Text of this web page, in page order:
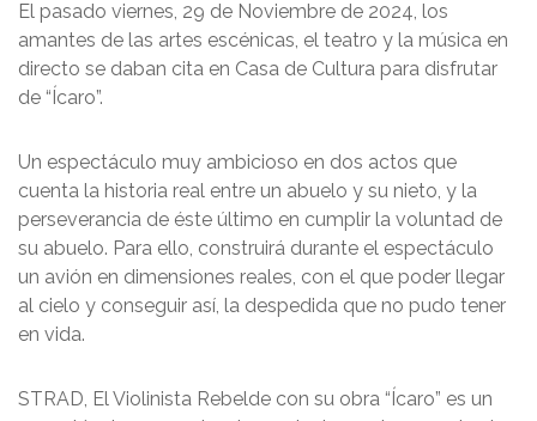
El pasado viernes, 29 de Noviembre de 2024, los
amantes de las artes escénicas, el teatro y la música en
directo se daban cita en Casa de Cultura para disfrutar
de “Ícaro”.
Un espectáculo muy ambicioso en dos actos que
cuenta la historia real entre un abuelo y su nieto, y la
perseverancia de éste último en cumplir la voluntad de
su abuelo. Para ello, construirá durante el espectáculo
un avión en dimensiones reales, con el que poder llegar
al cielo y conseguir así, la despedida que no pudo tener
en vida.
STRAD, El Violinista Rebelde con su obra “Ícaro” es un